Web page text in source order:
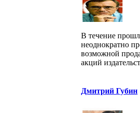
В течение
неоднократно
возможной
акций
Дмитрий Губин